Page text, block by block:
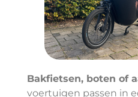
Bakfietsen, boten of
voertuigen passen in